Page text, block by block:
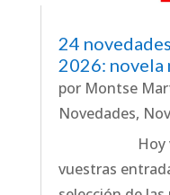
24
2026: novela
por Montse
Novedades,
Hoy
vuestras